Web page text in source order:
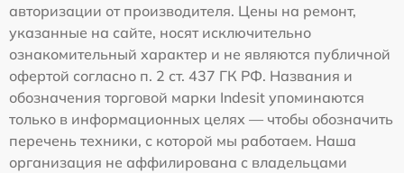
авторизации от производителя. Цены на ремонт,
указанные на сайте, носят исключительно
ознакомительный характер и не являются публичной
офертой согласно п. 2 ст. 437 ГК РФ. Названия и
обозначения торговой марки Indesit упоминаются
только в информационных целях — чтобы обозначить
перечень техники, с которой мы работаем. Наша
организация не аффилирована с владельцами